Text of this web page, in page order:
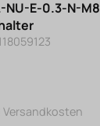
NU-E-0.3-N-M8